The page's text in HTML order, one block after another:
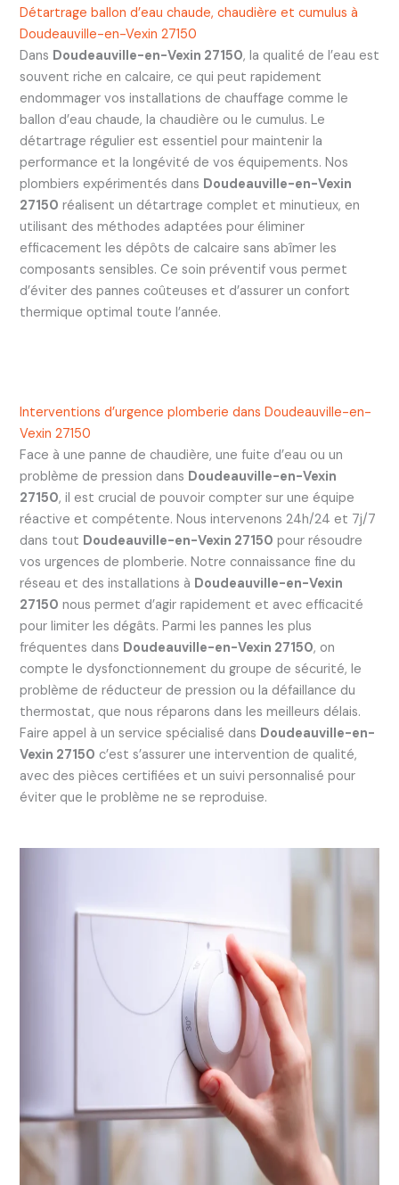
Détartrage ballon d’eau chaude, chaudière et cumulus à
Doudeauville-en-Vexin 27150
Dans Doudeauville-en-Vexin 27150, la qualité de l’eau est
souvent riche en calcaire, ce qui peut rapidement
endommager vos installations de chauffage comme le
ballon d’eau chaude, la chaudière ou le cumulus. Le
détartrage régulier est essentiel pour maintenir la
performance et la longévité de vos équipements. Nos
plombiers expérimentés dans Doudeauville-en-Vexin
27150 réalisent un détartrage complet et minutieux, en
utilisant des méthodes adaptées pour éliminer
efficacement les dépôts de calcaire sans abîmer les
composants sensibles. Ce soin préventif vous permet
d’éviter des pannes coûteuses et d’assurer un confort
thermique optimal toute l’année.
Interventions d’urgence plomberie dans Doudeauville-en-
Vexin 27150
Face à une panne de chaudière, une fuite d’eau ou un
problème de pression dans Doudeauville-en-Vexin
27150, il est crucial de pouvoir compter sur une équipe
réactive et compétente. Nous intervenons 24h/24 et 7j/7
dans tout Doudeauville-en-Vexin 27150 pour résoudre
vos urgences de plomberie. Notre connaissance fine du
réseau et des installations à Doudeauville-en-Vexin
27150 nous permet d’agir rapidement et avec efficacité
pour limiter les dégâts. Parmi les pannes les plus
fréquentes dans Doudeauville-en-Vexin 27150, on
compte le dysfonctionnement du groupe de sécurité, le
problème de réducteur de pression ou la défaillance du
thermostat, que nous réparons dans les meilleurs délais.
Faire appel à un service spécialisé dans Doudeauville-en-
Vexin 27150 c’est s’assurer une intervention de qualité,
avec des pièces certifiées et un suivi personnalisé pour
éviter que le problème ne se reproduise.